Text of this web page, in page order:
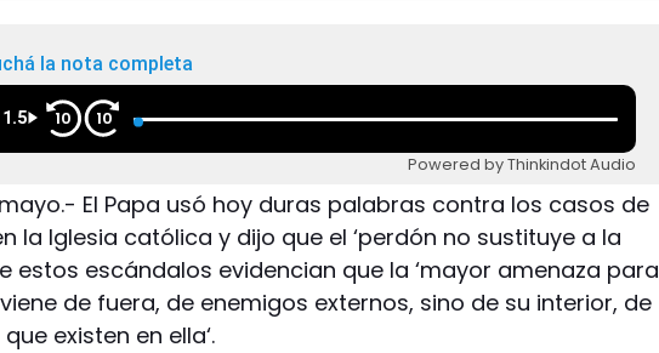
la nota completa
1.5 10 10
Powered by Thinkindot Audio
mayo.- El Papa usó hoy duras palabras contra los casos de
la Iglesia católica y dijo que el ‘perdón no sustituye a la
estos escándalos evidencian que la ‘mayor amenaza para
de fuera, de enemigos externos, sino de su interior, de
existen en ella‘.